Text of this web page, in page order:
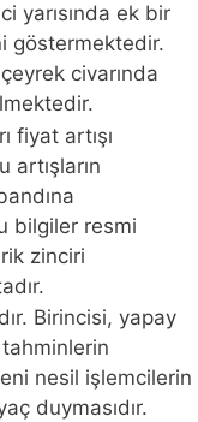
yarısında ek bir
göstermektedir.
civarında
fiyat artışı
artışların
bilgiler resmi
zinciri
Birincisi, yapay
nesil işlemcilerin
duymasıdır.